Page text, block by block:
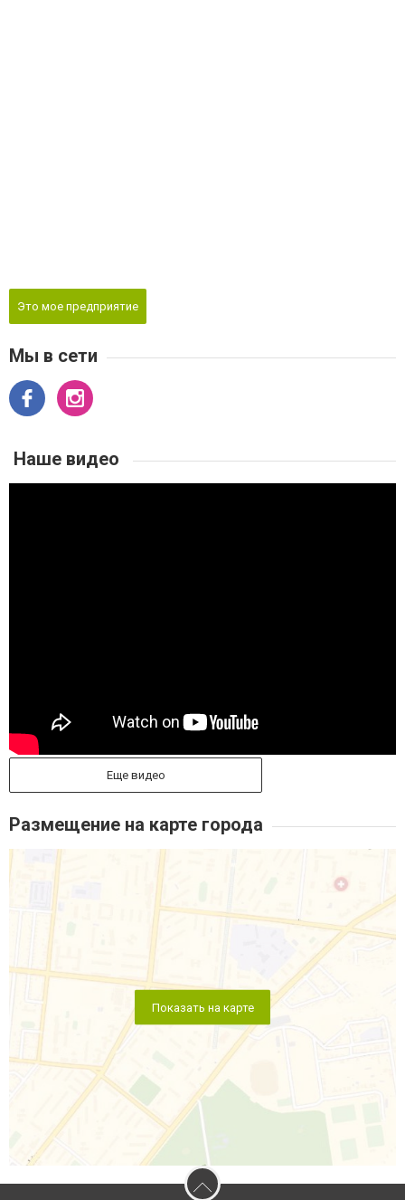
Это мое предприятие
Мы в сети
Наше видео
Еще видео
Размещение на карте города
Показать на карте